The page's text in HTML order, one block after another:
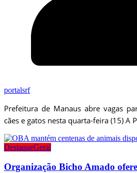
portalsrf
Prefeitura de Manaus abre vagas
cães e gatos nesta quarta-feira (15) A
DestaqueGeral
Organização Bicho Amado